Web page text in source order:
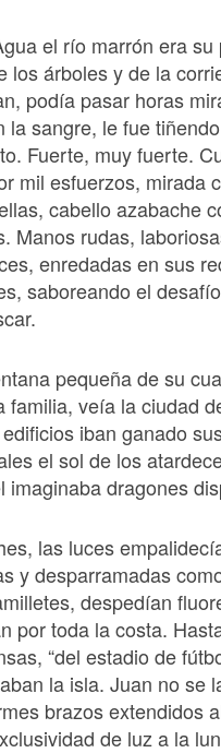
el río marrón era
los árboles y de la
podía pasar horas
la sangre, le fue
Fuerte, muy fuerte.
mil esfuerzos, mirada
cabello azabache
Manos rudas,
enredadas en sus
saboreando el
pequeña de su
familia, veía la ciudad
iban ganado
el sol de los
imaginaba dragones
las luces
y desparramadas
despedían
por toda la costa.
“del estadio de
la isla. Juan no se
brazos extendidos
de luz a la